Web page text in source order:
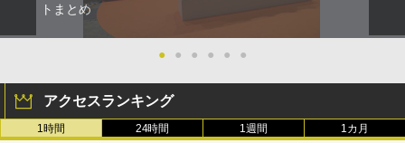
トまとめ
● ● ● ● ● ●
アクセスランキング
1時間 24時間 1週間 1カ月